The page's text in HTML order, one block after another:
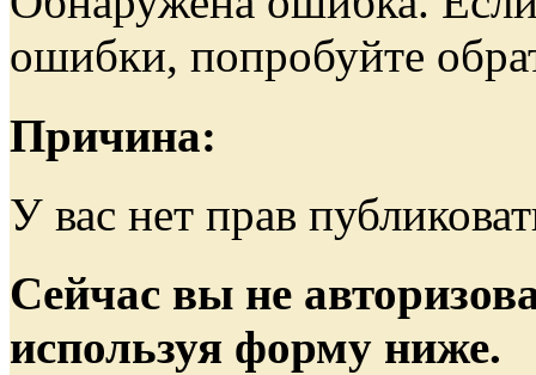
ошибки, попробуйте
Причина:
У вас нет прав
Сейчас вы не
используя форму ниже.